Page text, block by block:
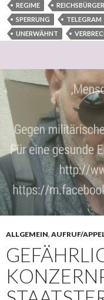
REGIME
REICHSBÜRGER
SPERRUNG
TELEGRAM
UNERWÄHNT
ALLGEMEIN, AUFRUF/